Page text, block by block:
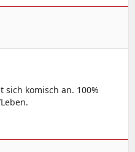
sich komisch an. 100%